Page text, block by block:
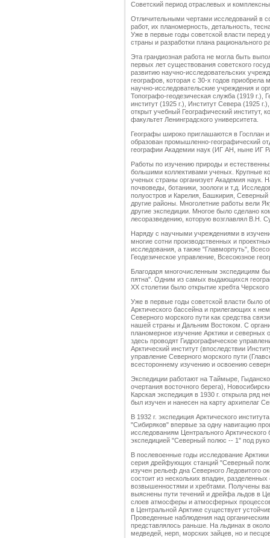
Советский период отраслевых и
Отличительными чертами исследований в
работ, их планомерность, детальность,
Уже в первые годы советской власти
страны и разработки плана рационального
Эта грандиозная работа не могла быть
первых лет существования советского
развитию научно-исследовательских
географов, которая с 30-х годов
научно-исследовательские учреждения и
Топографо-геодезическая служба (1919 г.),
институт (1925 г.), Институт Севера (1925
открыт учебный Географический институт,
факультет Ленинградского университета.
Географы широко приглашаются в Госплан
образован промышленно-географический
географии Академии наук (ИГ АН, ныне ИГ
Работы по изучению природы и
большими коллективами ученых. Крупные
ученых страны организует Академия наук.
почвоведы, ботаники, зоологи и т.д.
полуостров и Карелия, Башкирия,
другие районы. Многолетние работы вели
другие экспедиции. Многое было сделано
лесоразведению, которую возглавлял В.Н.
Наряду с научными учреждениями в
многие сотни производственных и
исследования, а также "Главморпуть",
Геодезическое управление, Всесоюзное
Благодаря многочисленным экспедициям
пятна". Одним из самых выдающихся
XX столетии было открытие хребта
Уже в первые годы советской власти было
Арктического бассейна и прилегающих к
Северного морского пути как средства
нашей страны и Дальним Востоком. С
планомерное изучение Арктики и
здесь проводят Гидрографическое
Арктический институт (впоследствии
управление Северного морского пути
всестороннему изучению и освоению
Экспедиции работают на Таймыре,
очертания восточного берега),
Карская экспедиция в 1930 г. открыла ряд
был изучен и нанесен на карту архипелаг
В 1932 г. экспедиция Арктического
"Сибиряков" впервые за одну навигацию
исследованиям Центрального
экспедицией "Северный полюс -- 1" под
В послевоенные годы исследование
серия дрейфующих станций "Северный
изучен рельеф дна Северного Ледовитого
состоит из нескольких впадин,
возвышенностями и хребтами. Получены
выяснены пути течений и дрейфа льдов в
слоев атмосферы и атмосферных
в Центральной Арктике существует
Проведенные наблюдения над
представлялось раньше. На льдинах в
медведей, нерп, морских зайцев, но и